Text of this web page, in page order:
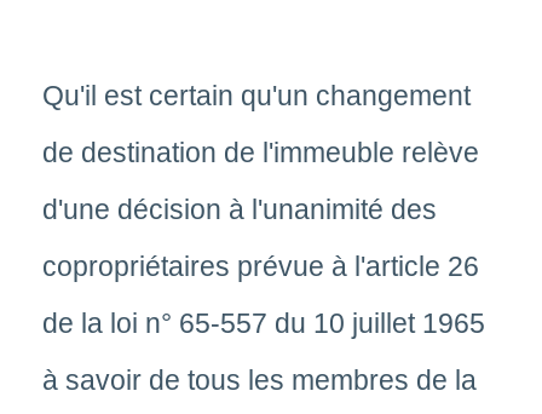
Qu'il est certain qu'un changement
de destination de l'immeuble relève
d'une décision à l'unanimité des
copropriétaires prévue à l'article 26
de la loi n° 65-557 du 10 juillet 1965
à savoir de tous les membres de la